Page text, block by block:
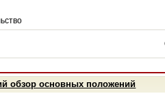
обзор основных положений